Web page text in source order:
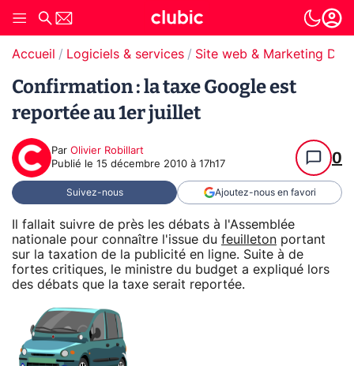
Accueil Logiciels & services Site web & Marketing
Confirmation : la taxe Google est
reportée au 1er juillet
Par Olivier Robillart
Publié le 15 décembre 2010 à 17h17 0
Suivez-nous Ajoutez-nous en favori
Il fallait suivre de près les débats à l'Assemblée
nationale pour connaître l'issue du feuilleton portant
sur la taxation de la publicité en ligne. Suite à de
fortes critiques, le ministre du budget a expliqué lors
des débats que la taxe serait reportée.